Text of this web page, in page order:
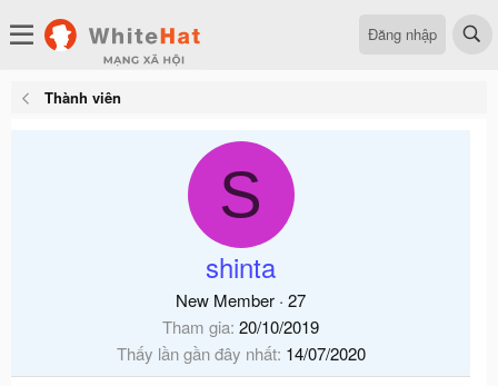
Đăng nhập
Thành viên
S
shinta
New Member · 27
Tham gia 20/10/2019
Thấy lần gần đây nhất 14/07/2020